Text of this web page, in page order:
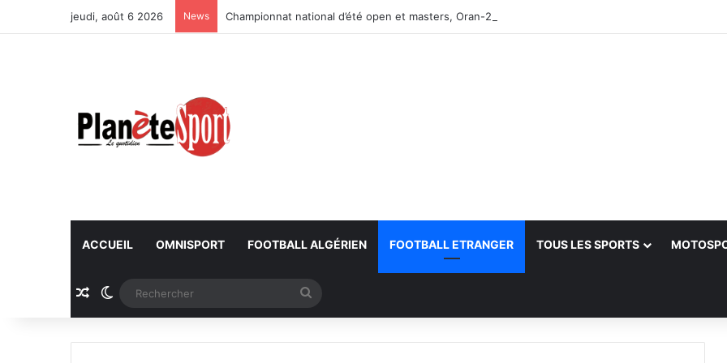
jeudi, août 6 2026 News Championnat national d’été open et masters, Oran-2026 — Le CRB s’adjuge le titre
ACCUEIL OMNISPORT FOOTBALL ALGÉRIEN FOOTBALL ETRANGER TOUS LES SPORTS
Article Aléatoire
Switch skin